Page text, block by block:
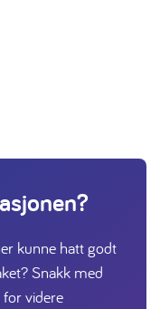
kunne hatt godt
Snakk med
videre